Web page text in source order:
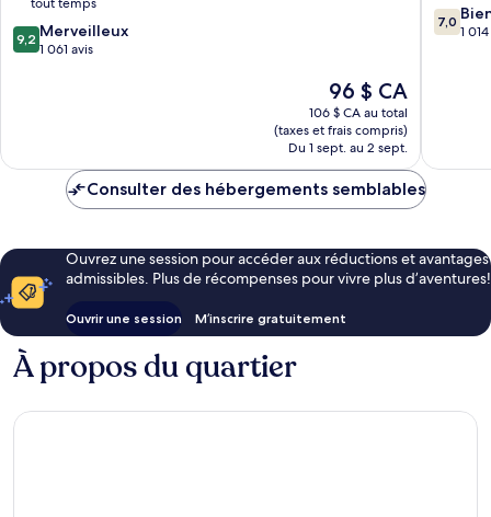
9.2
sur
9,2 Merveilleux
1 061 avis
Le
prix
est
de
96 $ CA
96 $ CA
106 $ CA au total
(taxes et frais compris)
Du 1 sept. au 2 sept.
Gardens
-
7.0
sur
7,0
1
Consulter des hébergements semblables
Ouvrez une session pour accéder aux réductions et avantages
admissibles. Plus de récompenses pour vivre plus d’aventures!
Ouvrir une session M’inscrire gratuitement
À propos du quartier